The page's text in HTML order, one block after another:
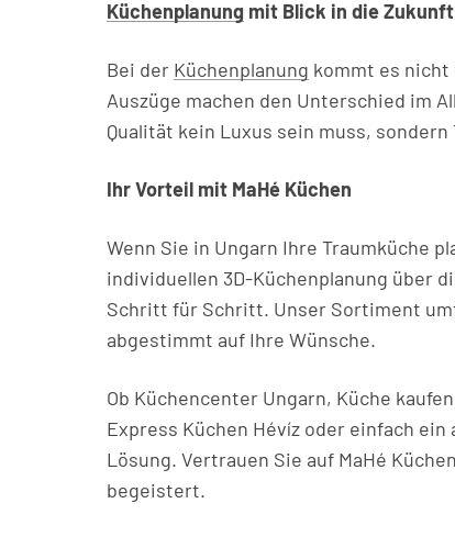
Küchenplanung mit Blick in die Zukunft
Bei der Küchenplanung kommt es nicht
Auszüge machen den Unterschied im
Qualität kein Luxus sein muss,
Ihr Vorteil mit MaHé Küchen
Wenn Sie in Ungarn Ihre Traumküche
individuellen 3D-Küchenplanung über
Schritt für Schritt. Unser Sortiment
abgestimmt auf Ihre Wünsche.
Ob Küchencenter Ungarn, Küche
Express Küchen Hévíz oder einfach
Lösung. Vertrauen Sie auf MaHé
begeistert.